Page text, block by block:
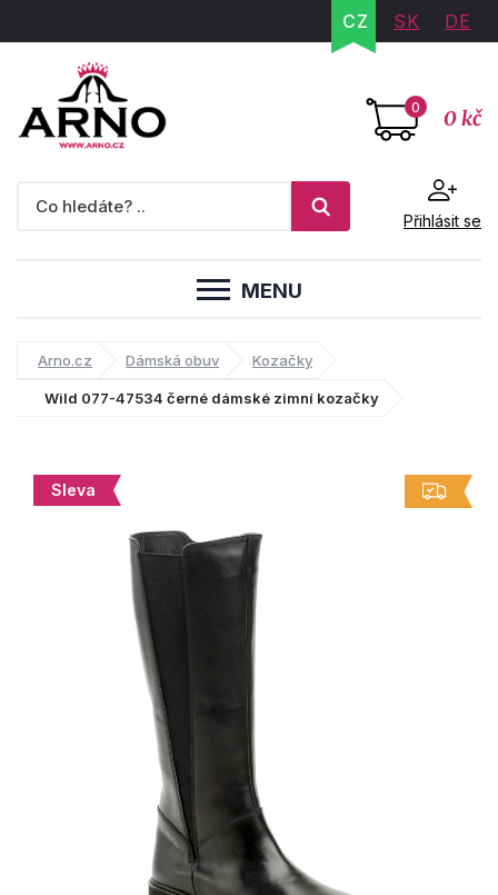
CZ SK DE
0 0 kč
Přihlásit se
MENU
Arno.cz Dámská obuv Kozačky
Wild 077-47534 černé dámské zimní kozačky
Sleva